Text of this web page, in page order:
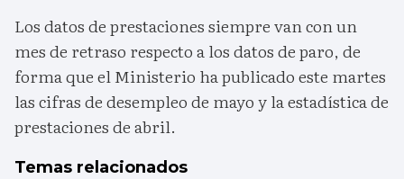
Los datos de prestaciones siempre van con un
mes de retraso respecto a los datos de paro, de
forma que el Ministerio ha publicado este martes
las cifras de desempleo de mayo y la estadística de
prestaciones de abril.
Temas relacionados